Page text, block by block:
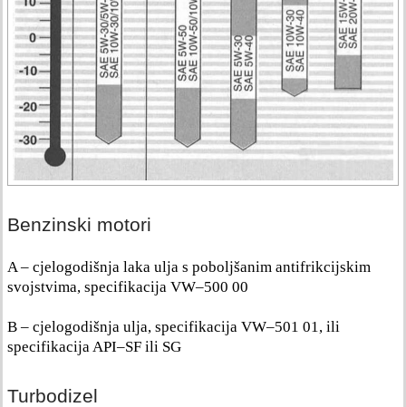
Benzinski motori
A – cjelogodišnja laka ulja s poboljšanim antifrikcijskim
svojstvima, specifikacija VW–500 00
B – cjelogodišnja ulja, specifikacija VW–501 01, ili
specifikacija API–SF ili SG
Turbodizel